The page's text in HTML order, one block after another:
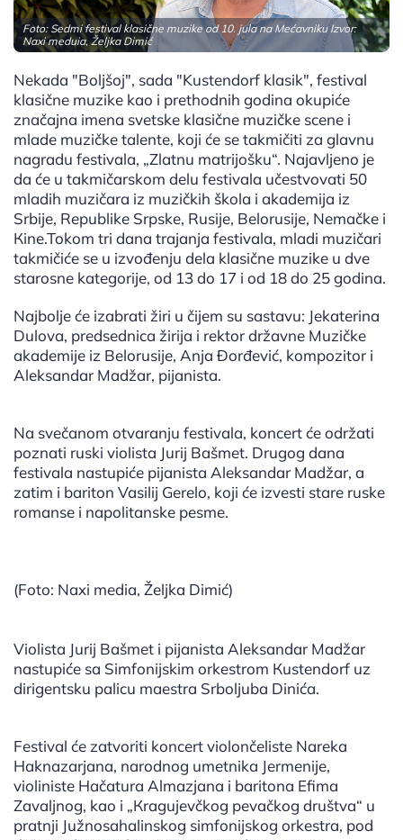
Foto: Sedmi festival klasične muzike od 10. jula na Mećavniku Izvor:
Naxi meduia, Željka Dimić
Nekada "Boljšoj", sada "Kustendorf klasik", festival
klasične muzike kao i prethodnih godina okupiće
značajna imena svetske klasične muzičke scene i
mlade muzičke talente, koji će se takmičiti za glavnu
nagradu festivala, „Zlatnu matrijošku“. Najavljeno je
da će u takmičarskom delu festivala učestvovati 50
mladih muzičara iz muzičkih škola i akademija iz
Srbije, Republike Srpske, Rusije, Belorusije, Nemačke i
Кine.Tokom tri dana trajanja festivala, mladi muzičari
takmičiće se u izvođenju dela klasične muzike u dve
starosne kategorije, od 13 do 17 i od 18 do 25 godina.
Najbolje će izabrati žiri u čijem su sastavu: Jekaterina
Dulova, predsednica žirija i rektor državne Muzičke
akademije iz Belorusije, Anja Đorđević, kompozitor i
Aleksandar Madžar, pijanista.
Na svečanom otvaranju festivala, koncert će održati
poznati ruski violista Jurij Bašmet. Drugog dana
festivala nastupiće pijanista Aleksandar Madžar, a
zatim i bariton Vasilij Gerelo, koji će izvesti stare ruske
romanse i napolitanske pesme.
(Foto: Naxi media, Željka Dimić)
Violista Jurij Bašmet i pijanista Aleksandar Madžar
nastupiće sa Simfonijskim orkestrom Кustendorf uz
dirigentsku palicu maestra Srboljuba Dinića.
Festival će zatvoriti koncert violončeliste Nareka
Haknazarjana, narodnog umetnika Jermenije,
violiniste Hačatura Almazjana i baritona Efima
Zavaljnog, kao i „Кragujevčkog pevačkog društva“ u
pratnji Južnosahalinskog simfonijskog orkestra, pod